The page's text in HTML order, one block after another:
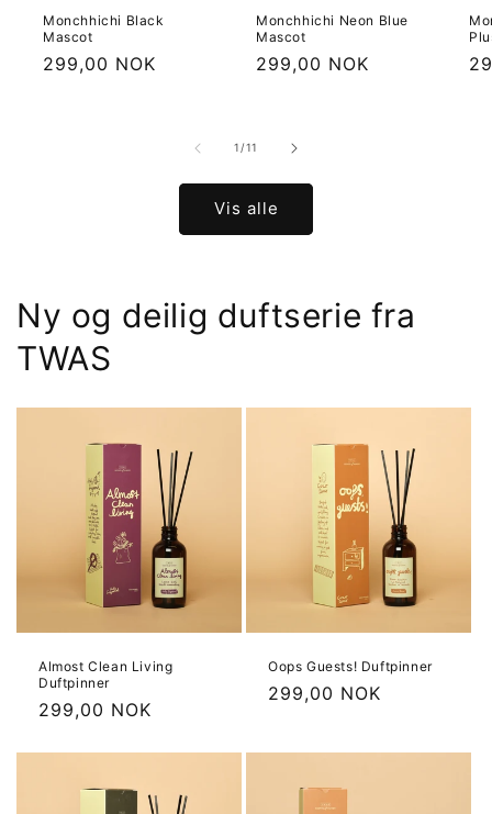
Monchhichi Black
Mascot
Vanlig
299,00 NOK
Monchhichi Neon Blue
Mascot
Vanlig
299,00 NOK
1 /av
11
Vis alle
Ny og deilig duftserie fra
TWAS
Almost Clean Living
Duftpinner
Vanlig
299,00 NOK
Oops Guests! Duftpinner
Vanlig
299,00 NOK